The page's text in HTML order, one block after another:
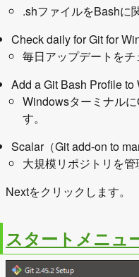
.shファイルをBashに
Check daily for Git for
毎日アップデートをチ
Add a Git Bash Profile to
Windowsターミナル
す。
Scalar（Git add-on to
大規模リポジトリを管
Nextをクリックします。
スタートメニュ